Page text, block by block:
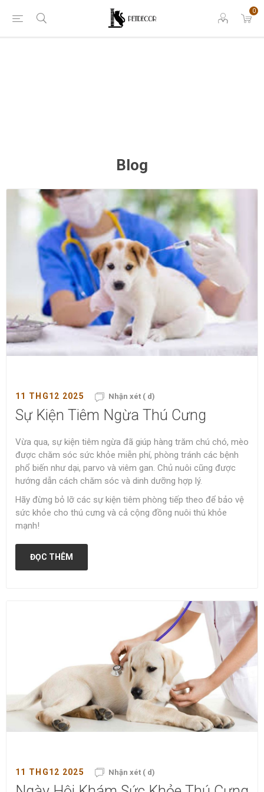
0
Blog
11 THG12 2025 Nhận xét ( d)
Sự Kiện Tiêm Ngừa Thú Cưng
Vừa qua, sự kiện tiêm ngừa đã giúp hàng trăm chú chó, mèo
được chăm sóc sức khỏe miễn phí, phòng tránh các bệnh
phổ biến như dại, parvo và viêm gan. Chủ nuôi cũng được
hướng dẫn cách chăm sóc và dinh dưỡng hợp lý.
Hãy đừng bỏ lỡ các sự kiện tiêm phòng tiếp theo để bảo vệ
sức khỏe cho thú cưng và cả cộng đồng nuôi thú khỏe
mạnh!
ĐỌC THÊM
11 THG12 2025 Nhận xét ( d)